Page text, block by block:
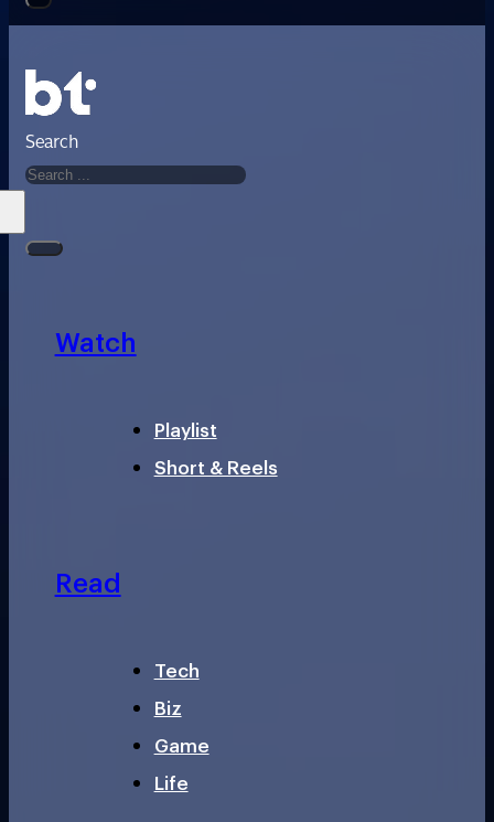
Search
Watch
Playlist
Short & Reels
Read
Tech
Biz
Game
Life